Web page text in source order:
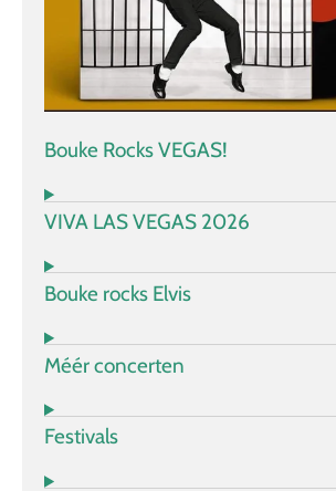
Bouke Rocks VEGAS!
VIVA LAS VEGAS 2026
Bouke rocks Elvis
Méér concerten
Festivals